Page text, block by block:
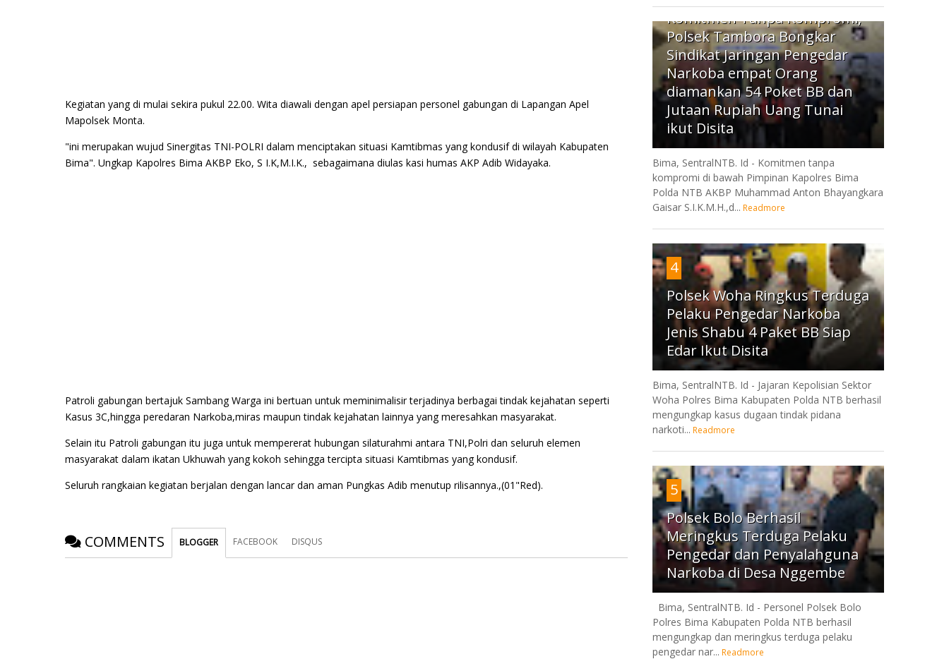
Kegiatan yang di mulai sekira pukul 22.00. Wita diawali dengan apel persiapan personel gabungan di Lapangan Apel
Mapolsek Monta.
"ini merupakan wujud Sinergitas TNI-POLRI dalam menciptakan situasi Kamtibmas yang kondusif di wilayah Kabupaten
Bima". Ungkap Kapolres Bima AKBP Eko, S I.K,M.I.K., sebagaimana diulas kasi humas AKP Adib Widayaka.
Patroli gabungan bertajuk Sambang Warga ini bertuan untuk meminimalisir terjadinya berbagai tindak kejahatan seperti
Kasus 3C,hingga peredaran Narkoba,miras maupun tindak kejahatan lainnya yang meresahkan masyarakat.
Selain itu Patroli gabungan itu juga untuk mempererat hubungan silaturahmi antara TNI,Polri dan seluruh elemen
masyarakat dalam ikatan Ukhuwah yang kokoh sehingga tercipta situasi Kamtibmas yang kondusif.
Seluruh rangkaian kegiatan berjalan dengan lancar dan aman Pungkas Adib menutup rilisannya.,(01"Red).
COMMENTS BLOGGER FACEBOOK DISQUS
Komitmen Tanpa Kompromi,
Polsek Tambora Bongkar
Sindikat Jaringan Pengedar
Narkoba empat Orang
diamankan 54 Poket BB dan
Jutaan Rupiah Uang Tunai
ikut Disita
Bima, SentralNTB. Id - Komitmen tanpa
kompromi di bawah Pimpinan Kapolres Bima
Polda NTB AKBP Muhammad Anton Bhayangkara
Gaisar S.I.K.M.H.,d... Readmore
4
Polsek Woha Ringkus Terduga
Pelaku Pengedar Narkoba
Jenis Shabu 4 Paket BB Siap
Edar Ikut Disita
Bima, SentralNTB. Id - Jajaran Kepolisian Sektor
Woha Polres Bima Kabupaten Polda NTB berhasil
mengungkap kasus dugaan tindak pidana
narkoti... Readmore
5
Polsek Bolo Berhasil
Meringkus Terduga Pelaku
Pengedar dan Penyalahguna
Narkoba di Desa Nggembe
Bima, SentralNTB. Id - Personel Polsek Bolo
Polres Bima Kabupaten Polda NTB berhasil
mengungkap dan meringkus terduga pelaku
pengedar nar... Readmore